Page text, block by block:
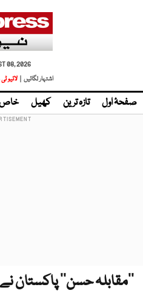
08, 2026
اشتہار لگائیں |
لائیو
صفحۂ اول تازہ ترین کھیل خاص
’’مقابلہ حسن‘‘ پاکستان